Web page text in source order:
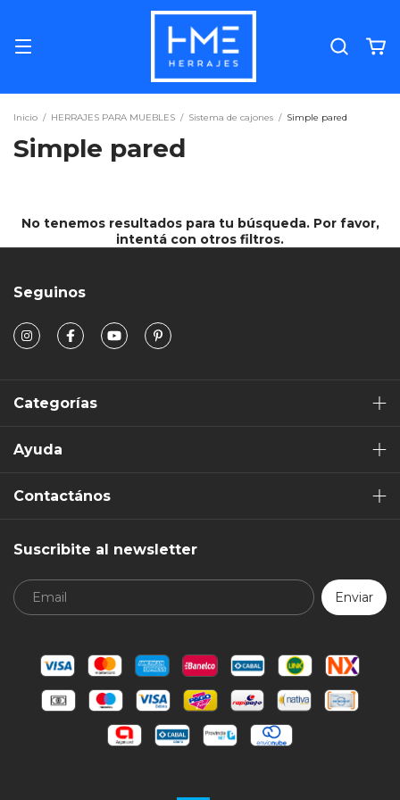
Inicio / HERRAJES PARA MUEBLES / Sistema de cajones / Simple pared
Simple pared
No tenemos resultados para tu búsqueda. Por favor,
intentá con otros filtros.
Seguinos
Categorías
Ayuda
Contactános
Suscribite al newsletter